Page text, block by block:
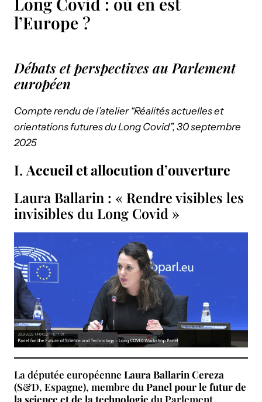
l’Europe ?
Débats et perspectives au Parlement
européen
Compte rendu de l’atelier “Réalités actuelles et
orientations futures du Long Covid”, 30 septembre
2025
I.Accueil et allocution d’ouverture
Laura Ballarin : « Rendre visibles les
invisibles du Long Covid »
La députée européenne Laura Ballarin Cereza
(S&D, Espagne), membre du Panel pour le futur de
la science et de la technologie du Parlement